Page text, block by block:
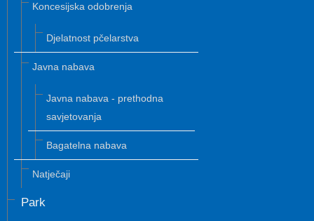
Koncesijska odobrenja
Djelatnost pčelarstva
Javna nabava
Javna nabava - prethodna
savjetovanja
Bagatelna nabava
Natječaji
Park